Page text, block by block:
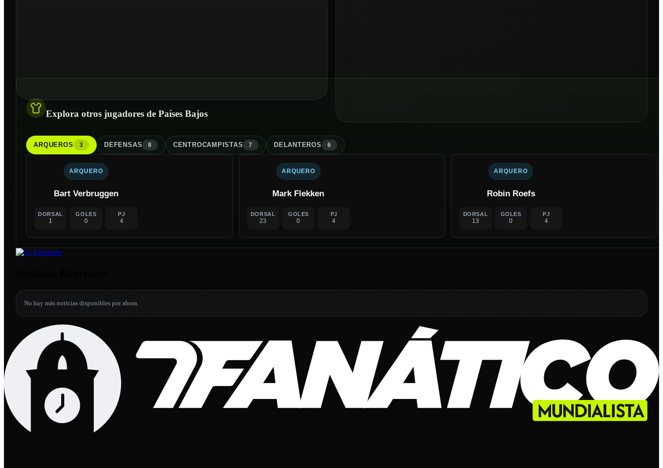
Explora otros jugadores de Países Bajos
ARQUEROS 3 DEFENSAS 8 CENTROCAMPISTAS 7 DELANTEROS 6
ARQUERO
Bart Verbruggen
DORSAL
1
GOLES
0
PJ
4
ARQUERO
Mark Flekken
DORSAL
23
GOLES
0
PJ
4
ARQUERO
Robin Roefs
DORSAL
13
GOLES
0
PJ
4
No hay más noticias disponibles por ahora.